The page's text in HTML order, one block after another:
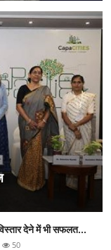
देने में भी सफलत...
50